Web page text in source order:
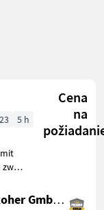
Cena
na
5 h
zwei
Anton Roher GmbH (ACA Center Roher)